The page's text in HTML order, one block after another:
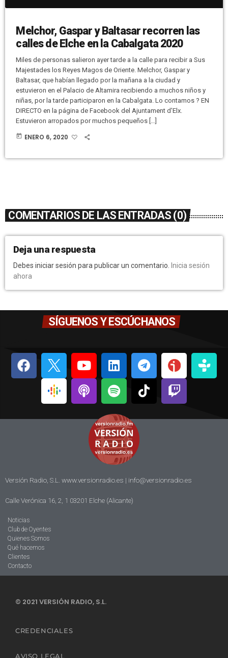
Melchor, Gaspar y Baltasar recorren las
calles de Elche en la Cabalgata 2020
Miles de personas salieron ayer tarde a la calle para recibir a Sus
Majestades los Reyes Magos de Oriente. Melchor, Gaspar y
Baltasar, que habían llegado por la mañana a la ciudad y
estuvieron en el Palacio de Altamira recibiendo a muchos niños y
niñas, por la tarde participaron en la Cabalgata. Lo contamos ? EN
DIRECTO en la página de Facebook del Ajuntament d'Elx.
Estuvieron arropados por muchos pequeños […]
today ENERO 6, 2020
COMENTARIOS DE LAS ENTRADAS (0)
Deja una respuesta
Debes iniciar sesión para publicar un comentario.
Inicia sesión
ahora
SÍGUENOS Y ESCÚCHANOS
Versión Radio, S.L. www.versionradio.es | info@versionradio.es
Calle Verónica 16, 2, 1 03201 Elche (Alicante)
Noticias
Club de Oyentes
Quienes Somos
Qué hacemos
Clientes
Contacto
© 2021 VERSIÓN RADIO, S.L.
CREDENCIALES
AVISO LEGAL